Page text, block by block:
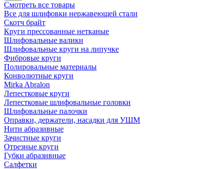
Смотреть все товары
Все для шлифовки нержавеющей стали
Скотч брайт
Круги прессованные нетканые
Шлифовальные валики
Шлифовальные круги на липучке
Фибровые круги
Полировальные материалы
Конволютные круги
Mirka Abralon
Лепестковые круги
Лепестковые шлифовальные головки
Шлифовальные палочки
Оправки, держатели, насадки для УШМ
Нити абразивные
Зачистные круги
Отрезные круги
Губки абразивные
Салфетки